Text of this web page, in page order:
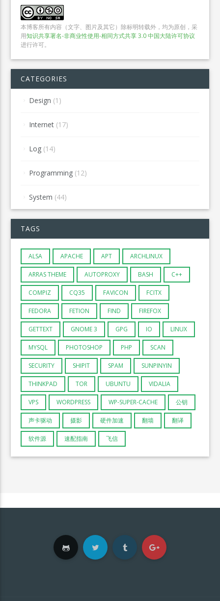
本博客所有内容（文字、图片及其它）除标明转载外，均为原创，采
用知识共享署名-非商业性使用-相同方式共享 3.0 中国大陆许可协议
进行许可。
CATEGORIES
Design (1)
Internet (17)
Log (14)
Programming (12)
System (44)
TAGS
ALSA APACHE APT ARCHLINUX
ARRAS THEME AUTOPROXY BASH C++
COMPIZ CQ35 FAVICON FCITX
FEDORA FETION FIND FIREFOX
GETTEXT GNOME 3 GPG IO LINUX
MYSQL PHOTOSHOP PHP SCAN
SECURITY SHIPIT SPAM SUNPINYIN
THINKPAD TOR UBUNTU VIDALIA
VPS WORDPRESS WP-SUPER-CACHE 公钥
声卡驱动 摄影 硬件加速 翻墙 翻译
软件源 速配指南 飞信